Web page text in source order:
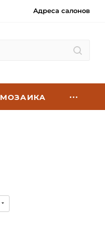
Адреса салонов
МОЗАИКА